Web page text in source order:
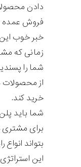
دادن
فروش عمده و
خبر خوب
زمانی که
شما را
از محصولات
خرید کند.
شما باید
برای مشتری
بتواند
این